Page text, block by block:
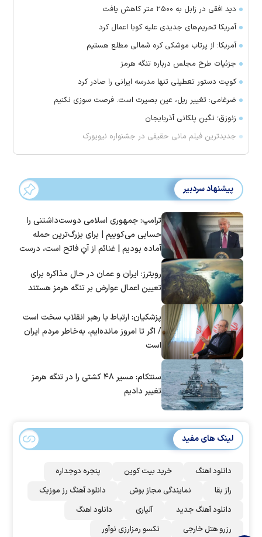
دید افقی در زابل به ۲۵۰۰ متر کاهش یافت
آمریکا تحریم‌های جدیدی علیه کوبا اعمال کرد
آمریکا: از پرتاب موشکی کره شمالی مطلع هستیم
جزئیات طرح مجلس درباره تنگه هرمز
کویت دستور تعطیلی تنها مدرسه ایرانی را صادر کرد
ضرغامی: تغییر ریل، عین بصیرت است. فرصت سوزی نکنیم
زنوزق؛ نگین پلکانی آذربایجان
جدیدترین فیلم مانی حقیقی در جشنواره نیویورک
پیشنهاد سردبیر
ترامپ: جمهوری اسلامی دوست‌داشتنی را
حسابی می‌کوبیم | برای بزرگ‌ترین حمله
آماده بودیم | غنائم از آنِ فاتح است، درست
رویترز: ایران و عمان در حال مذاکره برای
تعیین اعمال عوارض بر تنگه هرمز هستند
پزشکیان: ارتباط با رهبر انقلاب سخت است
/ اگر تا امروز مانده‌ایم، به‌خاطر مردم ایران
است
سنتکام: مسیر ۴۸ کشتی را در تنگه هرمز
تغییر دادیم
لینک های مفید
دانلود اهنگ خرید بیت کوین
پنجره دوجداره
راز بقا
نمایندگی مجاز بوش
دانلود آهنگ رز‌ موزیک
دانلود آهنگ جدید
آلپاری
دانلود اهنگ
رزرو هتل خارجی
نکسو رمزارزی نوآور